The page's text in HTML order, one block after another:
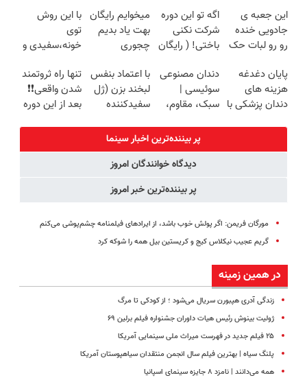
آموزش رایگان
میکنه
سبک و مقاوم |
پرداخت قسطی
این جعبه ی
جادویی خنده
رو رو لبات حک
خرید40%تخفیف
اگه تو این دوره
شرکت نکنی
باختی! ( رایگان
پولدار شی)
میخوایم رایگان
بهت یاد بدیم
چجوری
نداری امتحانش
مجانیه
با این روش
توی
خونه،سفیدی و
برگردون
(40%off)
پایان دغدغه
هزینه های
دندان پزشکی با
دندان مصنوعی
سوئیسی |
سبک، مقاوم،
رایگان+پرداخت
اقساطی😍
با اعتماد بنفس
لبخند بزن (ژل
سفیدکننده
تنها راه ثروتمند
شدن واقعی❗❗
بعد از این دوره
پر بیننده‌ترین اخبار سینما
دیدگاه خوانندگان امروز
پر بیننده‌ترین خبر امروز
مورگان فریمن: اگر پولش خوب باشد، از ایرادهای فیلمنامه چشم‌پوشی می‌کنم
گریم عجیب نیکلاس کیج و کریستین بیل همه را شوکه کرد
در همین زمینه
زندگی آدری هپبورن سریال می‌شود ؛ از کودکی تا مرگ
ژولیت بینوش رئیس هیات داوران جشنواره فیلم برلین ۶۹
۲۵ فیلم جدید در فهرست میراث ملی سینمایی آمریکا
پلنگ سیاه | بهترین فیلم سال انجمن منتقدان سیاهپوستان آمریکا
همه می‌دانند | نامزد ۸ جایزه سینمای اسپانیا